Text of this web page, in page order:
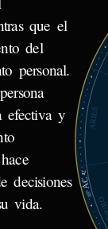
05°
AC
42'
ARIES
que el
del
personal.
efectiva y
decisiones
vida.